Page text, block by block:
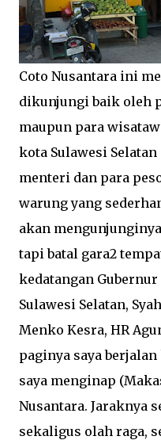
Coto Nusantara ini
dikunjungi baik oleh
maupun para
kota Sulawesi
menteri dan para
warung yang
akan
tapi batal gara2
kedatangan
Sulawesi Selatan,
Menko Kesra, HR
paginya saya
saya menginap
Nusantara. Jaraknya
sekaligus olah raga,